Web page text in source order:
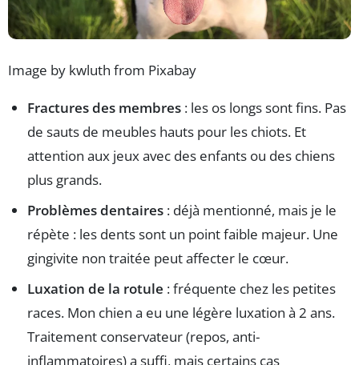
Image by kwluth from Pixabay
Fractures des membres : les os longs sont fins. Pas
de sauts de meubles hauts pour les chiots. Et
attention aux jeux avec des enfants ou des chiens
plus grands.
Problèmes dentaires : déjà mentionné, mais je le
répète : les dents sont un point faible majeur. Une
gingivite non traitée peut affecter le cœur.
Luxation de la rotule : fréquente chez les petites
races. Mon chien a eu une légère luxation à 2 ans.
Traitement conservateur (repos, anti-
inflammatoires) a suffi, mais certains cas